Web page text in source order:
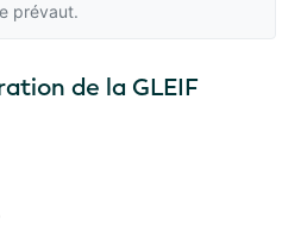
prévaut.
de la GLEIF